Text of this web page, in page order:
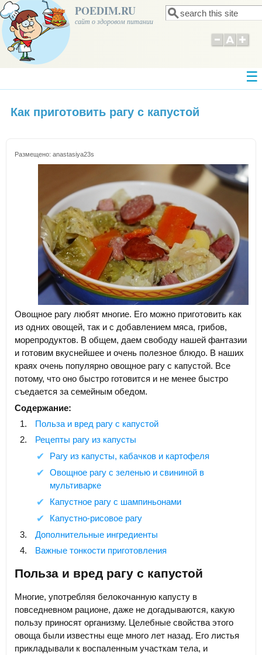
POEDIM.RU
сайт о здоровом питании Форма поиска
Поиск
Как приготовить рагу с капустой
Размещено: anastasiya23s
Овощное рагу любят многие. Его можно приготовить как
из одних овощей, так и с добавлением мяса, грибов,
морепродуктов. В общем, даем свободу нашей фантазии
и готовим вкуснейшее и очень полезное блюдо. В наших
краях очень популярно овощное рагу с капустой. Все
потому, что оно быстро готовится и не менее быстро
съедается за семейным обедом.
Содержание:
Польза и вред рагу с капустой
Рецепты рагу из капусты
Рагу из капусты, кабачков и картофеля
Овощное рагу с зеленью и свининой в
мультиварке
Капустное рагу с шампиньонами
Капустно-рисовое рагу
Дополнительные ингредиенты
Важные тонкости приготовления
Польза и вред рагу с капустой
Многие, употребляя белокочанную капусту в
повседневном рационе, даже не догадываются, какую
пользу приносят организму. Целебные свойства этого
овоща были известны еще много лет назад. Его листья
прикладывали к воспаленным участкам тела, и